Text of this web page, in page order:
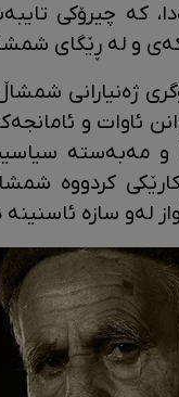
کە چیرۆکی
و لە ڕێگای
ژەنیارانی
ئاوات و
و مەبەستە
کردووە
لەو سازە